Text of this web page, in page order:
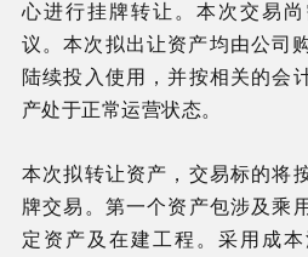
心进行挂牌转让。本次交易
议。本次拟出让资产均由公司
陆续投入使用，并按相关的会
产处于正常运营状态。
本次拟转让资产，交易标的将
牌交易。第一个资产包涉及乘
定资产及在建工程。采用成